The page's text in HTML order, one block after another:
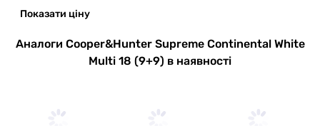
Показати ціну
Аналоги Cooper&Hunter Supreme Continental White
Multi 18 (9+9) в наявності